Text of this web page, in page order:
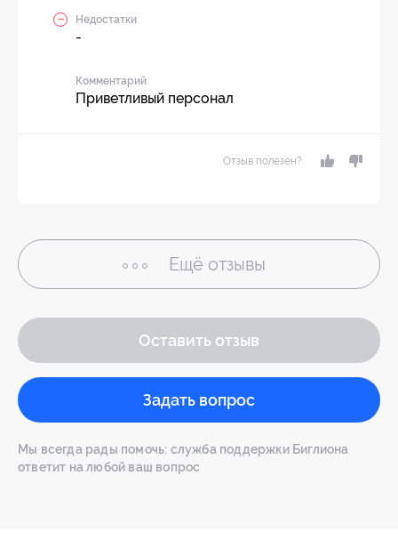
Недостатки
-
Комментарий
Приветливый персонал
Отзыв полезен?
Ещё отзывы
Оставить отзыв
Задать вопрос
Мы всегда рады помочь: служба поддержки Биглиона
ответит на любой ваш вопрос